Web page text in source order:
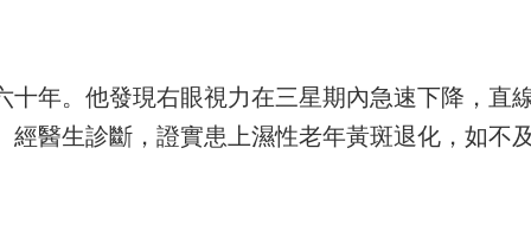
年。他發現右眼視力在三星期內急速下降，直
醫生診斷，證實患上濕性老年黃斑退化，如不及